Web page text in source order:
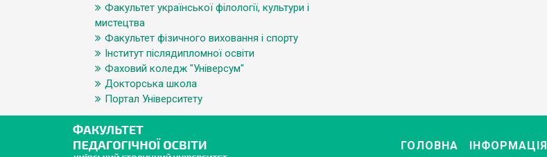
Факультет української філології, культури і
мистецтва
Факультет фізичного виховання і спорту
Інститут післядипломної освіти
Фаховий коледж "Універсум"
Докторська школа
Портал Університету
ГОЛОВНА ІНФОРМАЦІЯ